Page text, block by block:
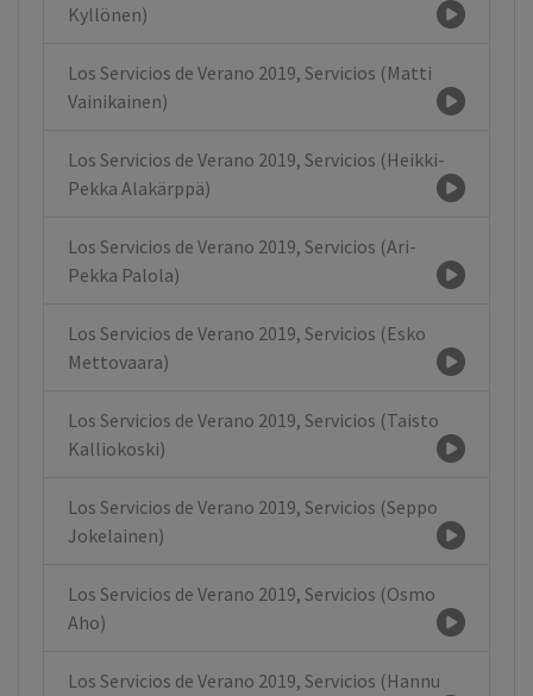
Kyllönen)
Los Servicios de Verano 2019, Servicios (Matti
Vainikainen)
Los Servicios de Verano 2019, Servicios (Heikki-
Pekka Alakärppä)
Los Servicios de Verano 2019, Servicios (Ari-
Pekka Palola)
Los Servicios de Verano 2019, Servicios (Esko
Mettovaara)
Los Servicios de Verano 2019, Servicios (Taisto
Kalliokoski)
Los Servicios de Verano 2019, Servicios (Seppo
Jokelainen)
Los Servicios de Verano 2019, Servicios (Osmo
Aho)
Los Servicios de Verano 2019, Servicios (Hannu